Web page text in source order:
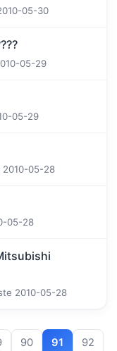
05-30
05-29
05-29
2010-05-28
05-28
2010-05-28
90 91 92